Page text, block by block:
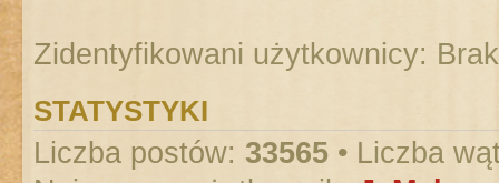
Zidentyfikowani użytkownicy:
STATYSTYKI
Liczba postów: 33565 • Liczba